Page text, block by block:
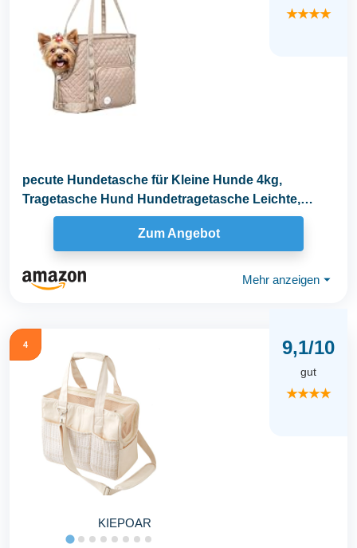
★★★★
pecute Hundetasche für Kleine Hunde 4kg,
Tragetasche Hund Hundetragetasche Leichte,
Faltbare...
Zum Angebot
Mehr anzeigen ⏷
4
KIEPOAR
9,1/10
gut
★★★★